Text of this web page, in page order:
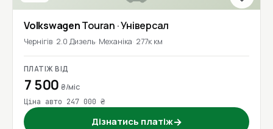
VolkswagenTouran · Універсал
Чернігів 2.0 Дизель Механіка 277к км
ПЛАТІЖ ВІД
7 500₴/міс
Ціна авто 247 000 ₴
Дізнатись платіж→